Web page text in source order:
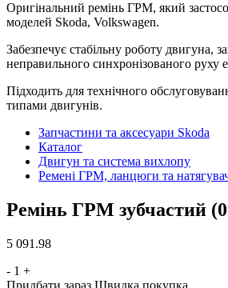
Оригінальний ремінь ГРМ, який
моделей Skoda, Volkswagen.
Забезпечує стабільну роботу двигуна,
неправильного синхронізованого руху
Підходить для технічного
типами двигунів.
Запчастини та аксесуари Skoda
Каталог
Двигун та система вихлопу
Ремені ГРМ, ланцюги та
Ремінь ГРМ зубчастий
5 091.98
- 1 +
Придбати зараз Швидка покупка